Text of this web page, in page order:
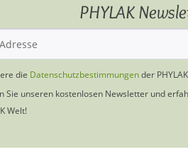
PHYLAK
die Datenschutzbestimmungender
Sie unseren kostenlosen Newsletter und
Welt!